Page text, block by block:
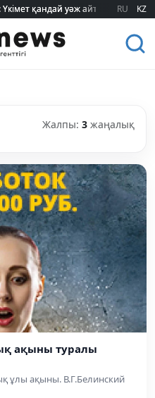
қандай уәж айтады?
қандай уәж айтады? RU KZ
Жалпы: 3 жаңалық
ақыны туралы
ұлы ақыны. В.Г.Белинский